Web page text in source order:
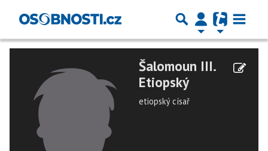
Šalomoun III.
Etiopský
etiopský císař